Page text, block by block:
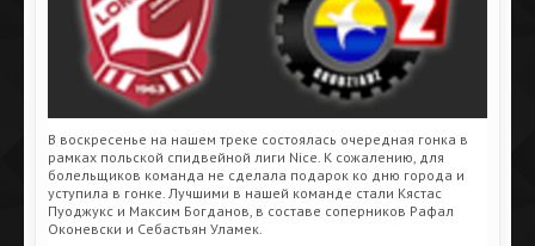
В воскресенье на нашем треке состоялась очередная гонка в
рамках польской спидвейной лиги Nice. К сожалению, для
болельщиков команда не сделала подарок ко дню города и
уступила в гонке. Лучшими в нашей команде стали Кястас
Пуоджукс и Максим Богданов, в составе соперников Рафал
Оконевски и Себастьян Уламек.